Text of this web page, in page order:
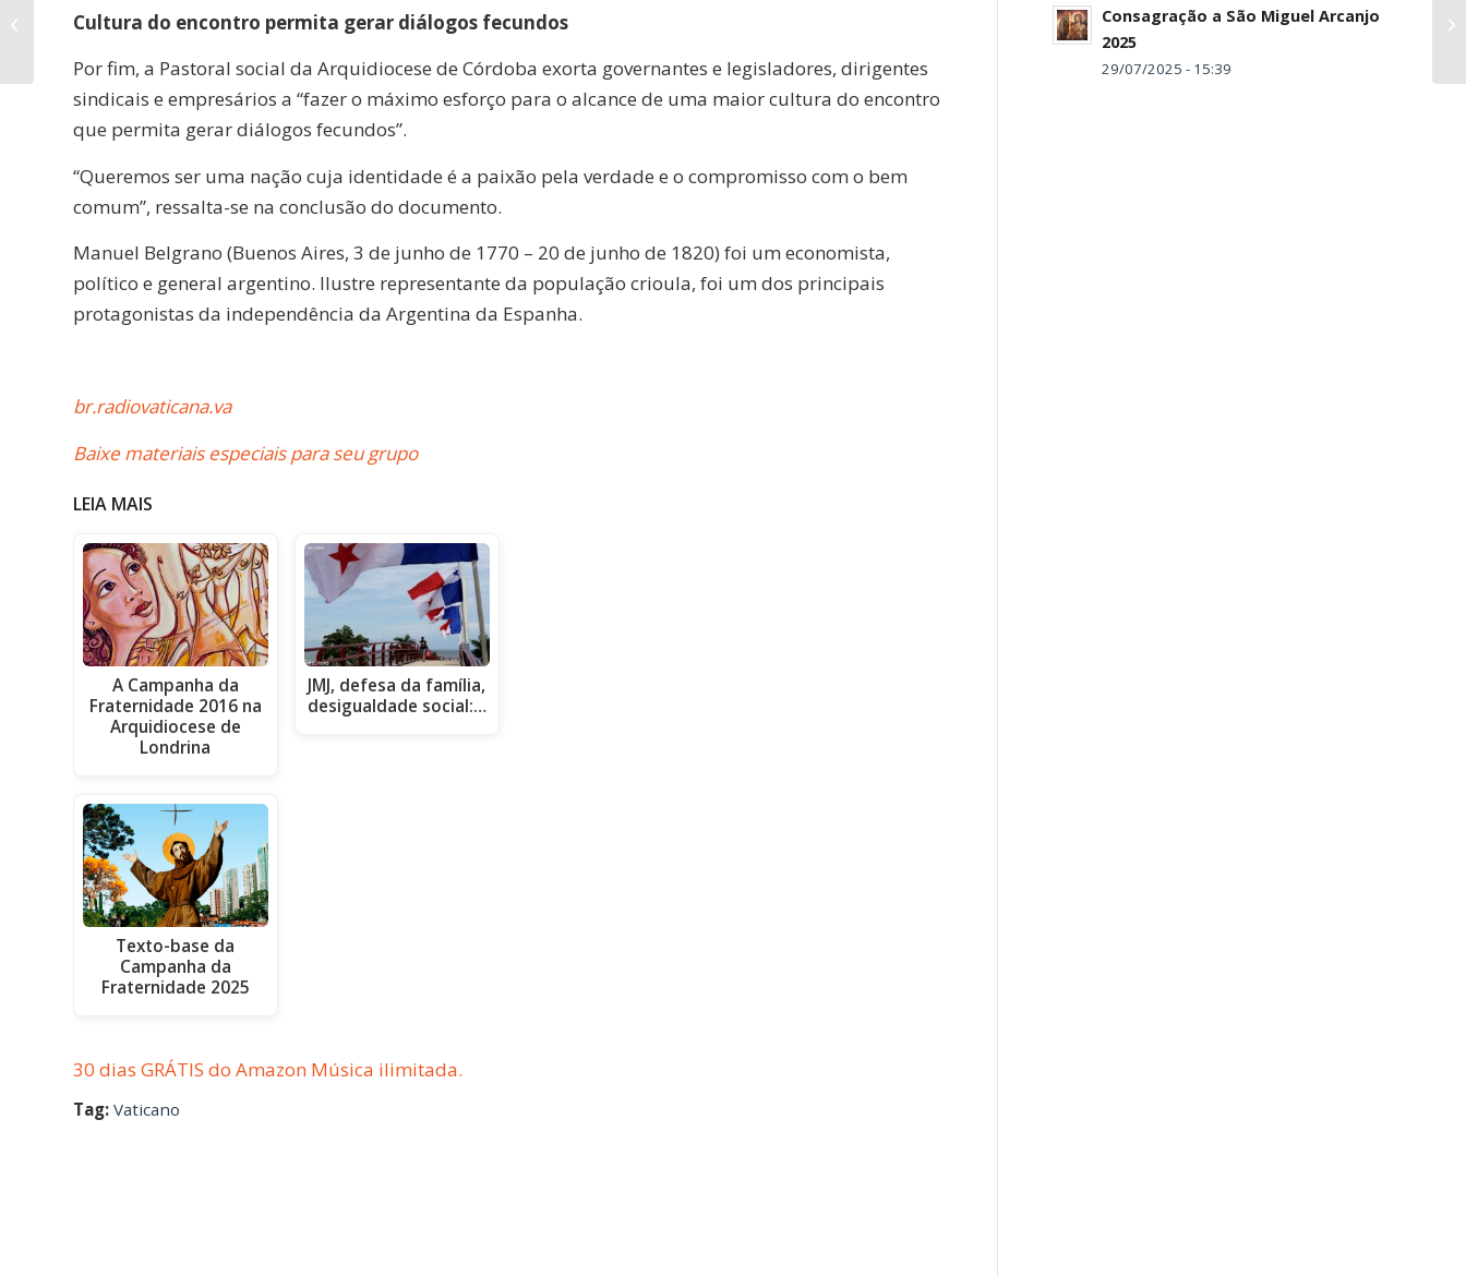
Cultura do encontro permita gerar diálogos fecundos
Por fim, a Pastoral social da Arquidiocese de Córdoba exorta governantes e legisladores, dirigentes
sindicais e empresários a “fazer o máximo esforço para o alcance de uma maior cultura do encontro
que permita gerar diálogos fecundos”.
“Queremos ser uma nação cuja identidade é a paixão pela verdade e o compromisso com o bem
comum”, ressalta-se na conclusão do documento.
Manuel Belgrano (Buenos Aires, 3 de junho de 1770 – 20 de junho de 1820) foi um economista,
político e general argentino. Ilustre representante da população crioula, foi um dos principais
protagonistas da independência da Argentina da Espanha.
br.radiovaticana.va
Baixe materiais especiais para seu grupo
LEIA MAIS
A Campanha da
Fraternidade 2016 na
Arquidiocese de
Londrina
Texto-base da
Campanha da
Fraternidade 2025
JMJ, defesa da família,
desigualdade social:…
30 dias GRÁTIS do Amazon Música ilimitada.
Tag: Vaticano
Consagração a São Miguel Arcanjo
2025
29/07/2025 - 15:39
quadro ao Papa por